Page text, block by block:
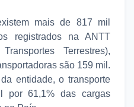
mais de 817 mil
registrados na ANTT
Terrestres),
são 159 mil.
entidade, o transporte
por 61,1% das cargas